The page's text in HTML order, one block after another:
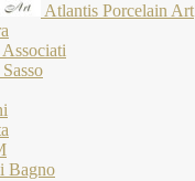
Atlantis Porcelain Art
Bagno